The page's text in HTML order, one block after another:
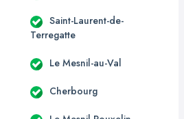
Saint-Laurent-de-
Terregatte
Le Mesnil-au-Val
Cherbourg